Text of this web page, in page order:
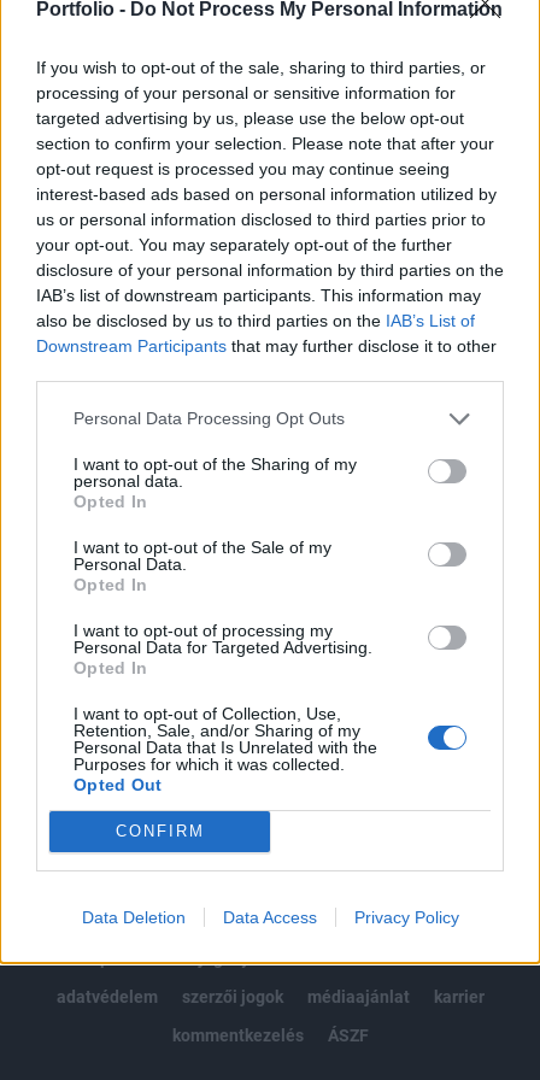
Portfolio - Do Not Process My Personal Information
If you wish to opt-out of the sale, sharing to third parties, or
processing of your personal or sensitive information for
targeted advertising by us, please use the below opt-out
section to confirm your selection. Please note that after your
opt-out request is processed you may continue seeing
interest-based ads based on personal information utilized by
us or personal information disclosed to third parties prior to
your opt-out. You may separately opt-out of the further
disclosure of your personal information by third parties on the
IAB’s list of downstream participants. This information may
also be disclosed by us to third parties on the IAB’s List of
Downstream Participants that may further disclose it to other
Personal Data Processing Opt Outs
I want to opt-out of the Sharing of my
personal data.
Opted In
I want to opt-out of the Sale of my
Personal Data.
Opted In
I want to opt-out of processing my
Personal Data for Targeted Advertising.
Opted In
I want to opt-out of Collection, Use,
Retention, Sale, and/or Sharing of my
Personal Data that Is Unrelated with the
Purposes for which it was collected.
Opted Out
CONFIRM
Data Deletion Data Access Privacy Policy
Moson-Sopron Vármegyei Rendőr-főkapitányság
A 115-ös kilométerszelvénynél, Hegyeshalom felé vezető
irányban 4 óra 30 perc körül kigyulladt egy kamion, miután
álló munkagépeknek hajtott, a tehergépkocsi vezetője a
helyszínen életét vesztette. Nem sokkal később, 5 óra 10
perc körül a 113-as kilométernél egy kisbusz nekiütközött
egy, az előző baleset miatt álló tehergépkocsinak; a
kisbuszban kilencen utaztak...
KEDVES OLVASÓNK!
A keresett cikk a portfolio.hu hírarchívumához
tartozik, melynek olvasása előfizetéses
Az előfizetés a következőket tartalmazza:
Kötéslisták: BÉT elmúlt 2 év napon belüli
kötéslistái
Előfizetés
MÁR ELŐFIZETŐNK VAGY?BEJELENTKEZÉS
© 2026 Portfolio
impresszum
jogi nyilatkozat
süti beállítások
adatvédelem
szerzői jogok médiaajánlat
karrier
kommentkezelés
ÁSZF